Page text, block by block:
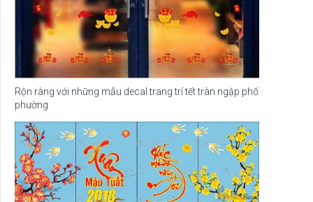
Rộn ràng với những mẫu decal trang trí tết tràn ngập phố
phường